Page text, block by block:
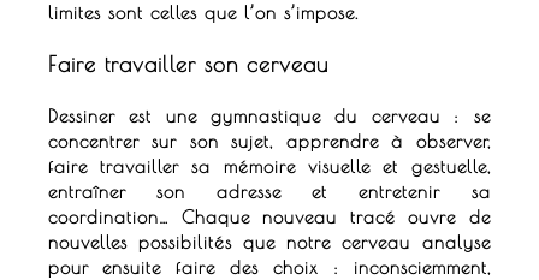
limites sont celles que l’on s’impose.
Faire travailler son cerveau
Dessiner est une gymnastique du cerveau : se
concentrer sur son sujet, apprendre à observer,
faire travailler sa mémoire visuelle et gestuelle,
entraîner son adresse et entretenir sa
coordination… Chaque nouveau tracé ouvre de
nouvelles possibilités que notre cerveau analyse
pour ensuite faire des choix : inconsciemment,